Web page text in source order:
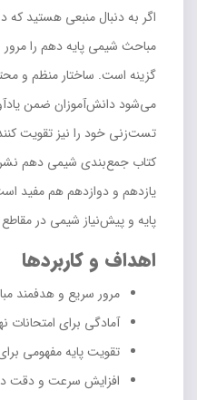
اگر به دنبال منبعی هستید که
مباحث شیمی پایه دهم را مرور
گزینه است. ساختار منظم و
می‌شود دانش‌آموزان ضمن
تست‌زنی خود را نیز تقویت
کتاب جمع‌بندی شیمی دهم نشر
یازدهم و دوازدهم هم مفید
پایه و پیش‌نیاز شیمی در مقاطع
اهداف و کاربردها
مرور سریع و هدفمند
آمادگی برای امتحانات
تقویت پایه مفهومی
افزایش سرعت و دقت